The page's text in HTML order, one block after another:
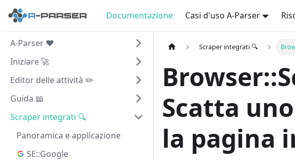
Documentazione Casi d'uso A-Parser
A-Parser ❤️
Iniziare 🚀
Editor delle attività ✏️
Guida 📖
Scraper integrati 🔍
Panoramica e applicazione
SE::Google
Scraper integrati 🔍
Scatta
la pagina